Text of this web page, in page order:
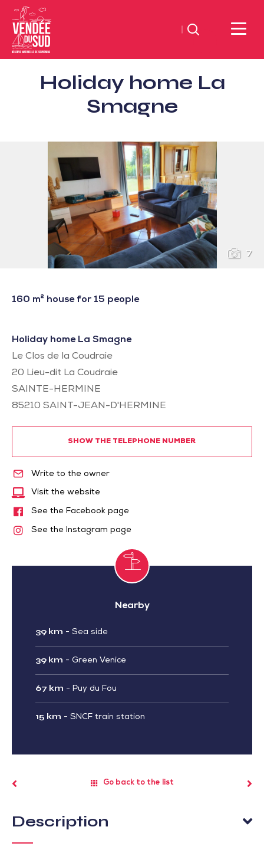
Sud
Vendée
Search
Holiday home La
Smagne
7
160 m² house for 15 people
Holiday home La Smagne
Le Clos de la Coudraie
20 Lieu-dit La Coudraie
SAINTE-HERMINE
85210 SAINT-JEAN-D'HERMINE
SHOW THE TELEPHONE NUMBER
Write to the owner
Visit the website
See the Facebook page
See the Instagram page
Nearby
39 km - Sea side
39 km - Green Venice
67 km - Puy du Fou
15 km - SNCF train station
Go back to the list
Description